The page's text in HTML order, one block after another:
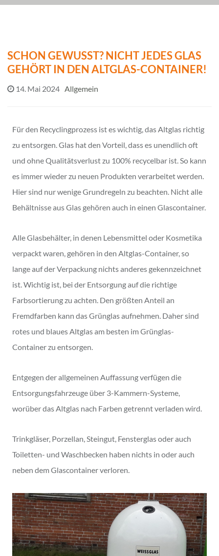
SCHON GEWUSST? NICHT JEDES GLAS
GEHÖRT IN DEN ALTGLAS-CONTAINER!
14. Mai 2024 Allgemein
Für den Recyclingprozess ist es wichtig, das Altglas richtig
zu entsorgen. Glas hat den Vorteil, dass es unendlich oft
und ohne Qualitätsverlust zu 100% recycelbar ist. So kann
es immer wieder zu neuen Produkten verarbeitet werden.
Hier sind nur wenige Grundregeln zu beachten. Nicht alle
Behältnisse aus Glas gehören auch in einen Glascontainer.
Alle Glasbehälter, in denen Lebensmittel oder Kosmetika
verpackt waren, gehören in den Altglas-Container, so
lange auf der Verpackung nichts anderes gekennzeichnet
ist. Wichtig ist, bei der Entsorgung auf die richtige
Farbsortierung zu achten. Den größten Anteil an
Fremdfarben kann das Grünglas aufnehmen. Daher sind
rotes und blaues Altglas am besten im Grünglas-
Container zu entsorgen.
Entgegen der allgemeinen Auffassung verfügen die
Entsorgungsfahrzeuge über 3-Kammern-Systeme,
worüber das Altglas nach Farben getrennt verladen wird.
Trinkgläser, Porzellan, Steingut, Fensterglas oder auch
Toiletten- und Waschbecken haben nichts in oder auch
neben dem Glascontainer verloren.